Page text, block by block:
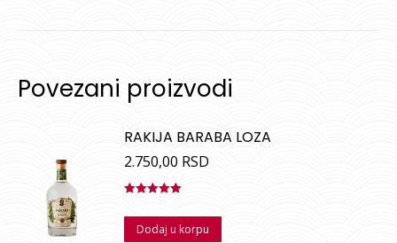
Povezani proizvodi
RAKIJA BARABA LOZA
2.750,00 RSD
sa5.00od
Dodaj u korpu